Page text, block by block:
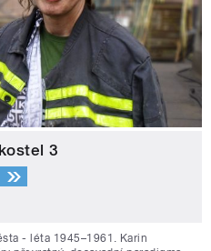
3
- léta 1945–1961. Karin